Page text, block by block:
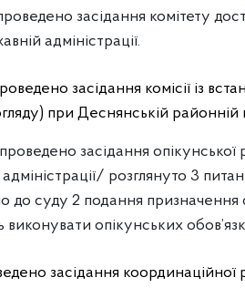
засідання комітету
адміністрації.
засідання комісії із
при Деснянській районній
засідання
розглянуто 3
до суду 2 подання призначення
виконувати опікунських
засідання